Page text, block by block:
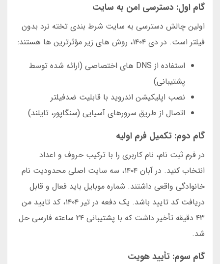
گام اول: دسترسی امن به سایت
اولین چالش دسترسی به سایت شرط بندی تخته نرد بدون
فیلتر است. در دی ۱۴۰۴، روش های زیر مؤثرترین ها هستند:
استفاده از DNS های اختصاصی (ارائه شده توسط
پشتیبانی)
نصب اپلیکیشن اندروید با قابلیت ضدفیلتر
اتصال از طریق سرورهای آسیایی (سنگاپور، تایلند)
گام دوم: تکمیل فرم اولیه
در فرم ثبت نام، نام کاربری را با ترکیب حروف و اعداد
انتخاب کنید. در آبان ۱۴۰۴، سه سایت اصلی محدودیت نام
خانوادگی واقعی داشتند. شماره موبایل باید فعال و قابل
دریافت کد تایید باشد. یک دفعه در تیر ۱۴۰۴، کد تایید من
۴۳ دقیقه تأخیر داشت که با پشتیبانی ۲۴ ساعته فارسی حل
شد.
گام سوم: تأیید هویت